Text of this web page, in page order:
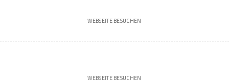
WEBSEITE BESUCHEN
WEBSEITE BESUCHEN